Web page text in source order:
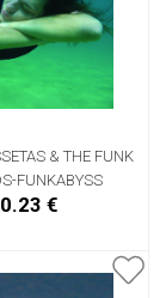
& THE FUNK
FUNKABYSS
€